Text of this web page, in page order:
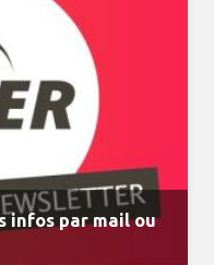
infos par mail ou
dans la
19 septembre 2026